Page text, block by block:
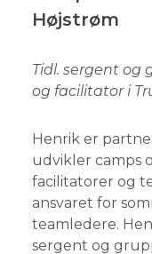
Højstrøm
Tidl. sergent og
og facilitator i
Henrik er
udvikler camps
facilitatorer og
ansvaret for
teamledere.
sergent og